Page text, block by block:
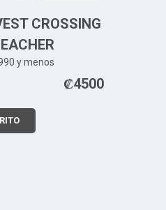
CROSSING
y menos
₡4500